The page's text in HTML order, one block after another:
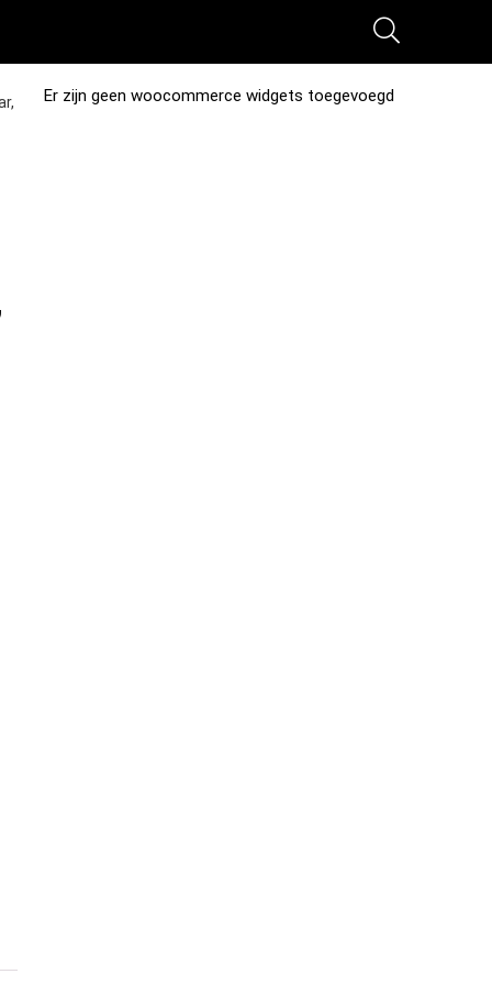
Er zijn geen woocommerce widgets toegevoegd